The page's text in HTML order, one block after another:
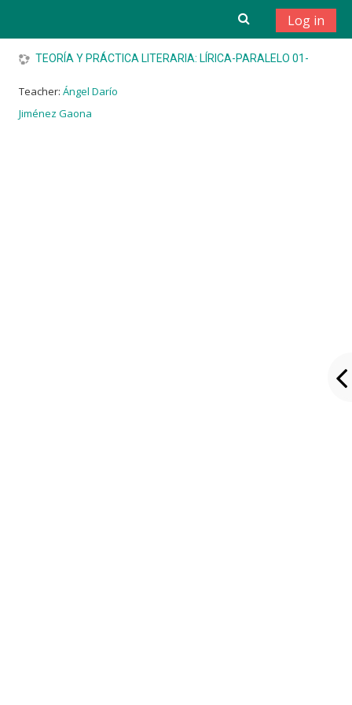
Log in
TEORÍA Y PRÁCTICA LITERARIA: LÍRICA-PARALELO 01-
Teacher:Ángel Darío
Jiménez Gaona